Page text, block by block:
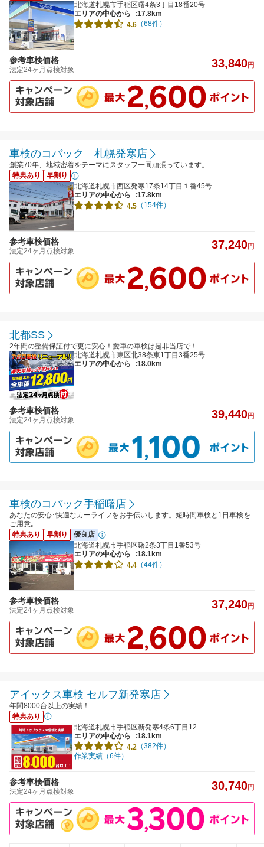
北海道札幌市手稲区曙4条3丁目18番20号
エリアの中心から
:17.8km
4.6 （68件）
参考車検価格
法定24ヶ月点検対象 33,840円
車検のコバック 札幌発寒店
創業70年、地域密着をテーマにスタッフ一同頑張っています。
特典あり
早割り
北海道札幌市西区発寒17条14丁目１番45号
エリアの中心から
:17.8km
4.5 （154件）
参考車検価格
法定24ヶ月点検対象 37,240円
北都SS
2年間の整備保証付で更に安心！愛車の車検は是非当店で！
北海道札幌市東区北38条東1丁目3番25号
エリアの中心から
:18.0km
参考車検価格
法定24ヶ月点検対象 39,440円
車検のコバック手稲曙店
あなたの安心･快適なカーライフをお手伝いします。短時間車検と1日車検を
ご用意｡
特典あり
早割り
優良店
北海道札幌市手稲区曙2条3丁目1番53号
エリアの中心から
:18.1km
4.4 （44件）
参考車検価格
法定24ヶ月点検対象 37,240円
アイックス車検 セルフ新発寒店
年間8000台以上の実績！
特典あり
北海道札幌市手稲区新発寒4条6丁目12
エリアの中心から
:18.1km
4.2 （382件）
作業実績（6件）
参考車検価格
法定24ヶ月点検対象 30,740円